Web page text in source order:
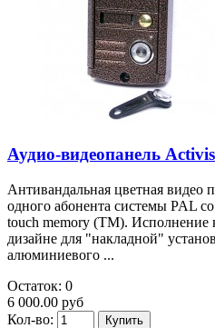
Аудио-видеопанель
Антивандальная цветная видео
одного абонента системы PAL
touch memory (TM). Исполнение
дизайне для "накладной"
алюминиевого ...
Остаток: 0
6 000.00 руб
Кол-во: